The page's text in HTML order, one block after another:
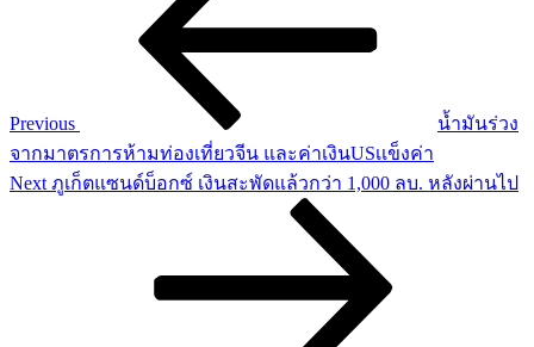
Previous
น้ำมันร่วง
จากมาตรการห้ามท่องเที่ยวจีน และค่าเงินUSเเข็งค่า
Next
Post
Next ภูเก็ตแซนด์บ็อกซ์ เงินสะพัดแล้วกว่า 1,000 ลบ. หลังผ่านไป